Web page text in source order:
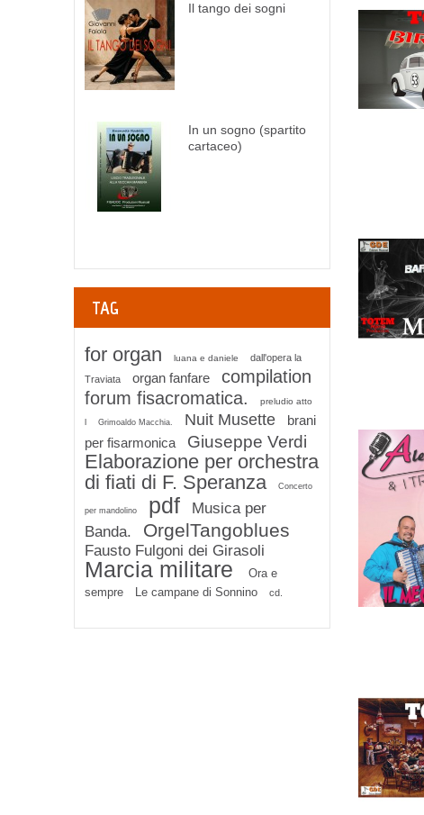
Il tango dei sogni
In un sogno (spartito
cartaceo)
TAG
for organ luana e daniele
dall'opera la
Traviata
organ fanfare
compilation
forum fisacromatica.
preludio atto
l Grimoaldo Macchia. Nuit Musette
brani
per fisarmonica
Giuseppe Verdi
Elaborazione per orchestra
di fiati di F. Speranza
Concerto
per mandolino pdf
Musica per
Banda.
OrgelTangoblues
Fausto Fulgoni dei Girasoli
Marcia militare
Ora e
sempre
Le campane di Sonnino cd.